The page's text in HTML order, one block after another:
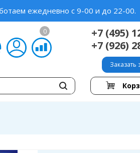
ежедневно с 9-00 и до 22-00.
0
+7 (495)
+7 (926)
Заказать